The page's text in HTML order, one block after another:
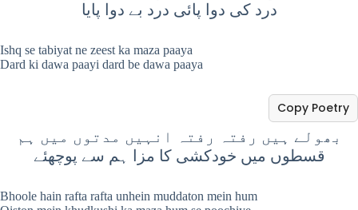
درد کی دوا پائی درد بے دوا پایا
Ishq se tabiyat ne zeest ka maza paaya
Dard ki dawa paayi dard be dawa paaya
بھولے ہیں رفتہ رفتہ انہیں مدتوں میں ہم
قسطوں میں خودکشی کا مزا ہم سے پوچھئے
Copy Poetry
Bhoole hain rafta rafta unhein muddaton mein hum